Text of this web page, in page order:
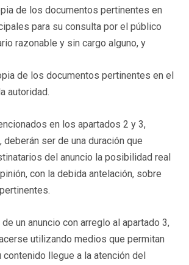
de los documentos pertinentes en
para su consulta por el público
razonable y sin cargo alguno, y
de los documentos pertinentes en el
autoridad.
en los apartados 2 y 3,
deberán ser de una duración que
del anuncio la posibilidad real
con la debida antelación, sobre
un anuncio con arreglo al apartado 3,
utilizando medios que permitan
contenido llegue a la atención del